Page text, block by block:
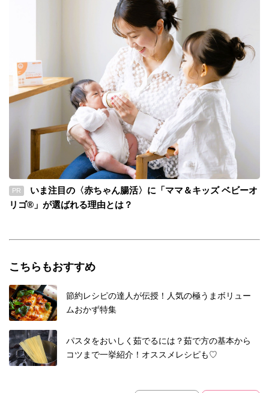
PR
いま注目の〈赤ちゃん腸活〉に「ママ＆キッズ ベビーオ
リゴ®」が選ばれる理由とは？
こちらもおすすめ
節約レシピの達人が伝授！人気の極うまボリュー
ムおかず特集
パスタをおいしく茹でるには？茹で方の基本から
コツまで一挙紹介！オススメレシピも♡